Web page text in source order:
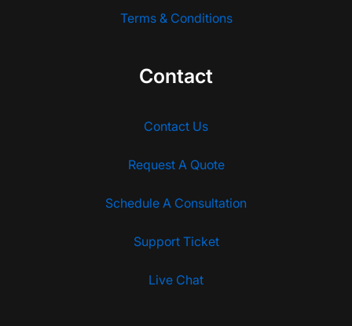
Terms & Conditions
Contact
Contact Us
Request A Quote
Schedule A Consultation
Support Ticket
Live Chat